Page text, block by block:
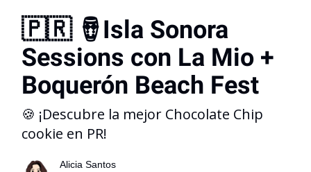
🇵🇷 🪘Isla Sonora
Sessions con La Mio +
Boquerón Beach Fest
🍪 ¡Descubre la mejor Chocolate Chip
cookie en PR!
Alicia Santos